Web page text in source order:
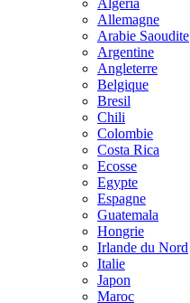
Algeria
Allemagne
Arabie Saoudite
Argentine
Angleterre
Belgique
Bresil
Chili
Colombie
Costa Rica
Ecosse
Egypte
Espagne
Guatemala
Hongrie
Irlande du Nord
Italie
Japon
Maroc